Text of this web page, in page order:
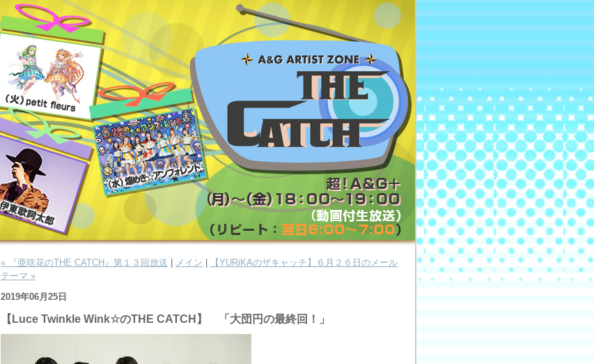
« 『亜咲花のTHE CATCH』第１３回放送 メイン
【YURiKAのザキャッチ】６月２６日のメール
テーマ »
2019年06月25日
【Luce Twinkle Wink☆のTHE CATCH】 「大団円の最終回！」